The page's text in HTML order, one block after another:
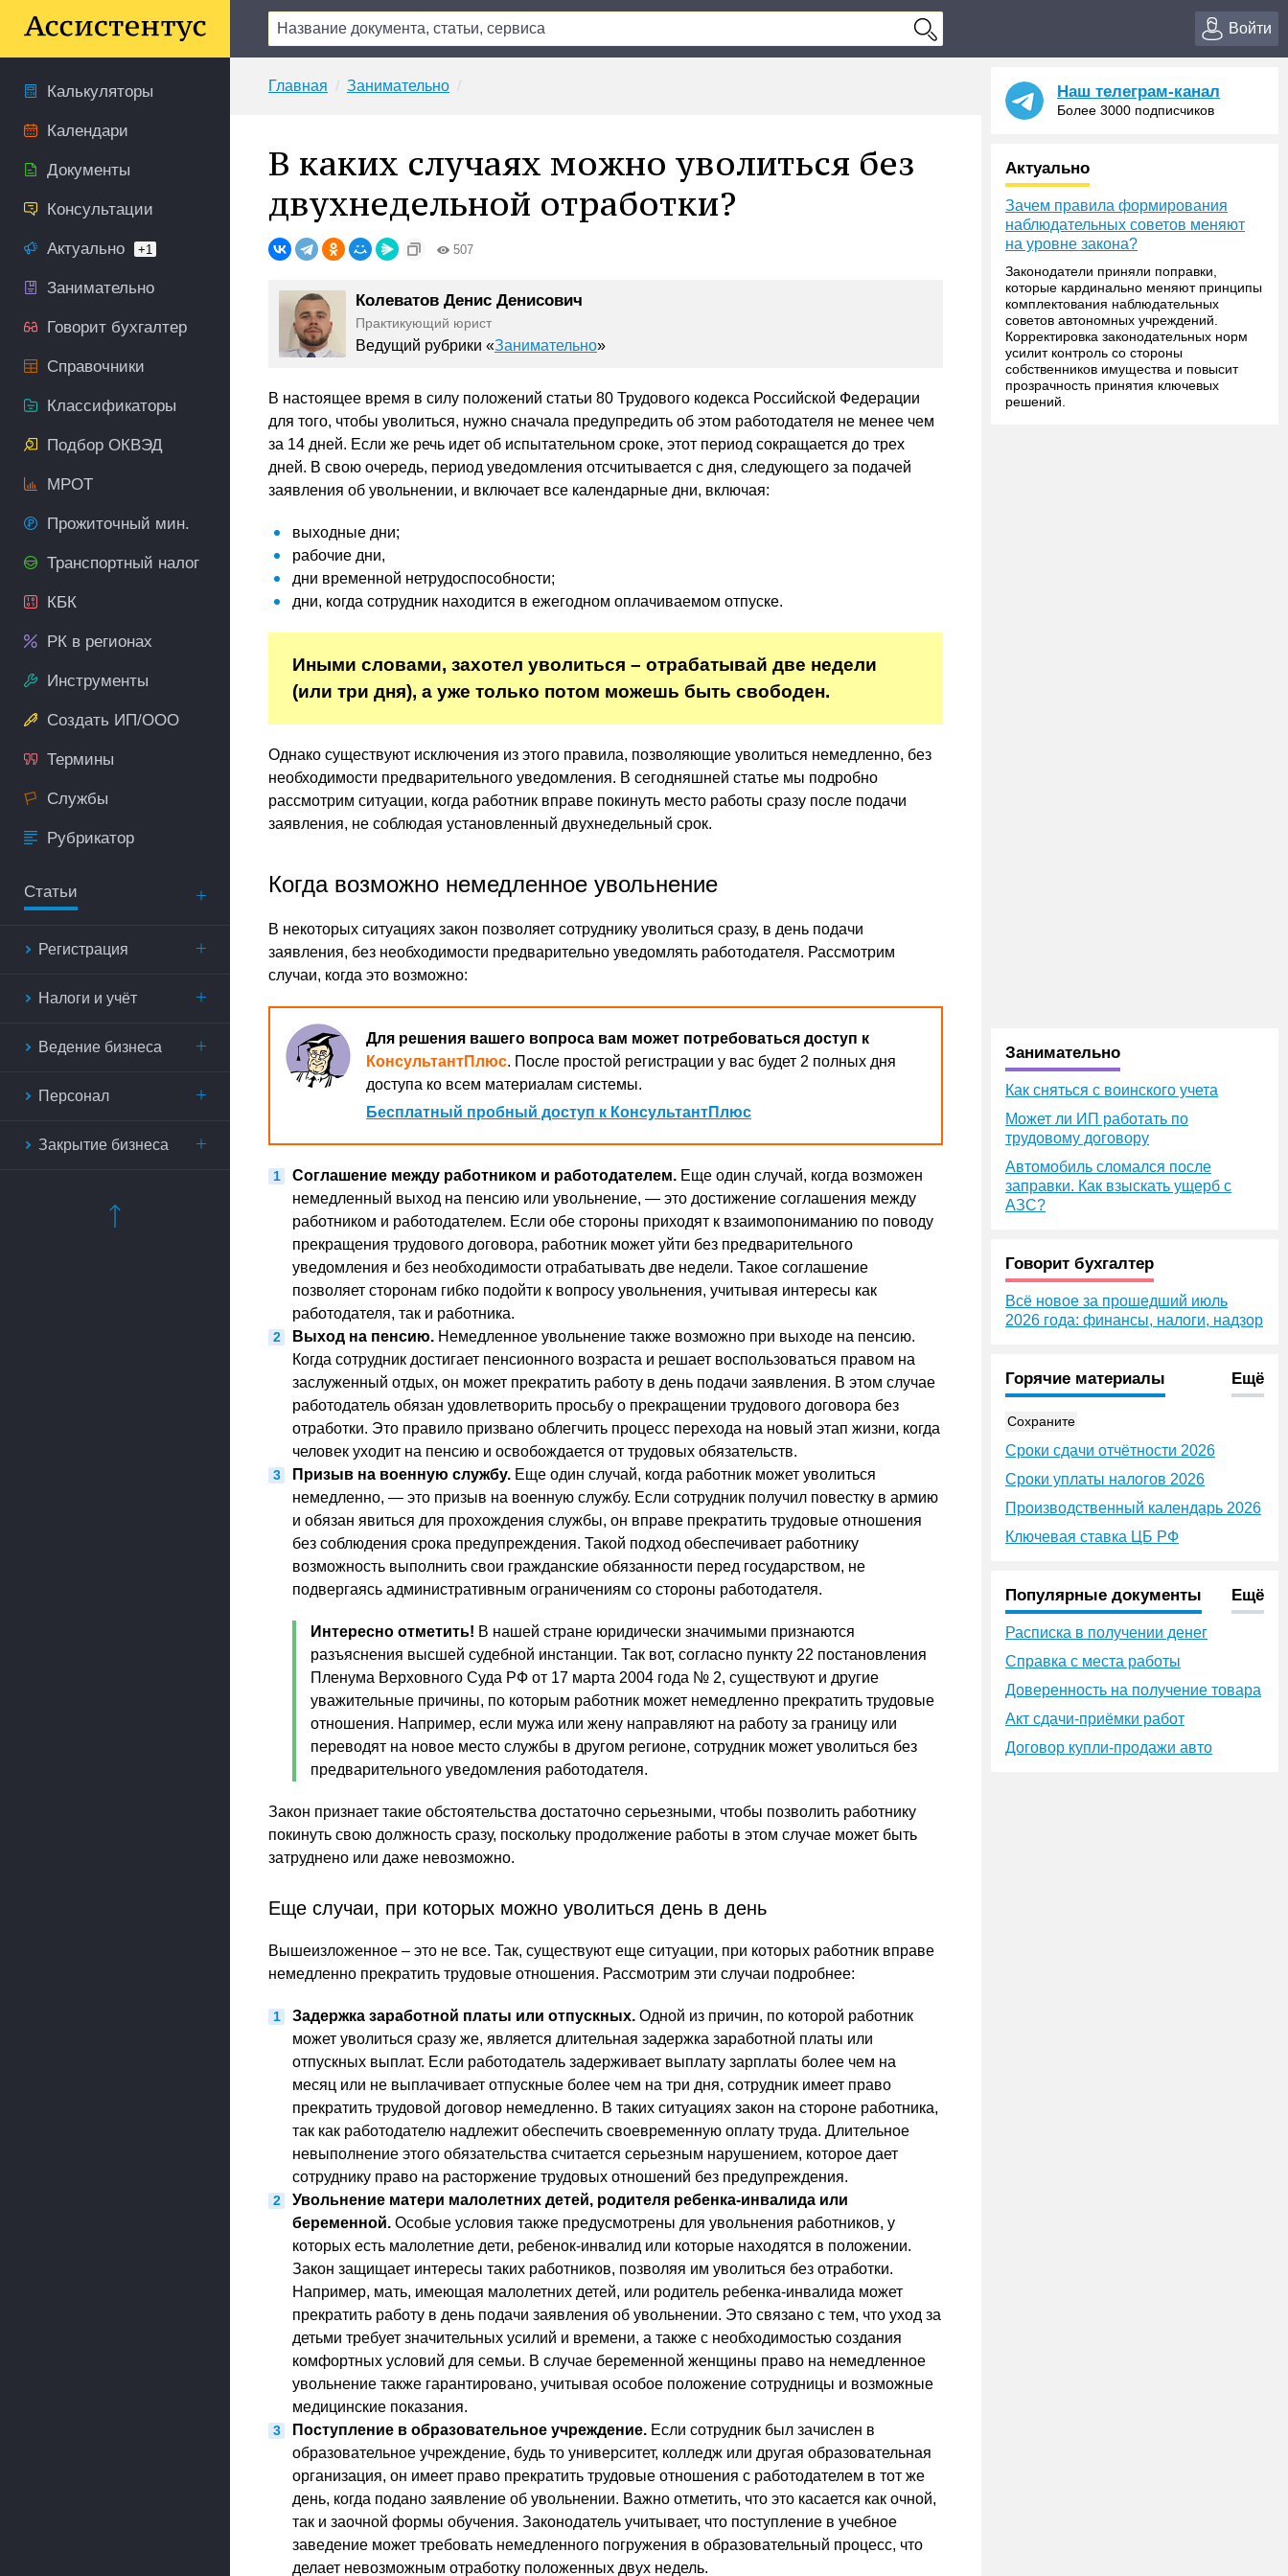
Войти
Калькуляторы
Календари
Документы
Консультации
Актуально +1
Занимательно
Говорит бухгалтер
Справочники
Классификаторы
Подбор ОКВЭД
МРОТ
Прожиточный мин.
Транспортный налог
КБК
РК в регионах
Инструменты
Создать ИП/ООО
Термины
Службы
Рубрикатор
Статьи
Регистрация
Налоги и учёт
Ведение бизнеса
Персонал
Закрытие бизнеса
Главная Занимательно
В каких случаях можно уволиться без
двухнедельной отработки?
507
Колеватов Денис Денисович
Практикующий юрист
Ведущий рубрики «Занимательно»
В настоящее время в силу положений статьи 80 Трудового кодекса Российской Федерации
для того, чтобы уволиться, нужно сначала предупредить об этом работодателя не менее чем
за 14 дней. Если же речь идет об испытательном сроке, этот период сокращается до трех
дней. В свою очередь, период уведомления отсчитывается с дня, следующего за подачей
заявления об увольнении, и включает все календарные дни, включая:
выходные дни;
рабочие дни,
дни временной нетрудоспособности;
дни, когда сотрудник находится в ежегодном оплачиваемом отпуске.
Иными словами, захотел уволиться – отрабатывай две недели
(или три дня), а уже только потом можешь быть свободен.
Однако существуют исключения из этого правила, позволяющие уволиться немедленно, без
необходимости предварительного уведомления. В сегодняшней статье мы подробно
рассмотрим ситуации, когда работник вправе покинуть место работы сразу после подачи
заявления, не соблюдая установленный двухнедельный срок.
Когда возможно немедленное увольнение
В некоторых ситуациях закон позволяет сотруднику уволиться сразу, в день подачи
заявления, без необходимости предварительно уведомлять работодателя. Рассмотрим
случаи, когда это возможно:
Для решения вашего вопроса вам может потребоваться доступ к
КонсультантПлюс. После простой регистрации у вас будет 2 полных дня
доступа ко всем материалам системы.
Бесплатный пробный доступ к КонсультантПлюс
Соглашение между работником и работодателем. Еще один случай, когда возможен
немедленный выход на пенсию или увольнение, — это достижение соглашения между
работником и работодателем. Если обе стороны приходят к взаимопониманию по поводу
прекращения трудового договора, работник может уйти без предварительного
уведомления и без необходимости отрабатывать две недели. Такое соглашение
позволяет сторонам гибко подойти к вопросу увольнения, учитывая интересы как
работодателя, так и работника.
Выход на пенсию. Немедленное увольнение также возможно при выходе на пенсию.
Когда сотрудник достигает пенсионного возраста и решает воспользоваться правом на
заслуженный отдых, он может прекратить работу в день подачи заявления. В этом случае
работодатель обязан удовлетворить просьбу о прекращении трудового договора без
отработки. Это правило призвано облегчить процесс перехода на новый этап жизни, когда
человек уходит на пенсию и освобождается от трудовых обязательств.
Призыв на военную службу. Еще один случай, когда работник может уволиться
немедленно, — это призыв на военную службу. Если сотрудник получил повестку в армию
и обязан явиться для прохождения службы, он вправе прекратить трудовые отношения
без соблюдения срока предупреждения. Такой подход обеспечивает работнику
возможность выполнить свои гражданские обязанности перед государством, не
подвергаясь административным ограничениям со стороны работодателя.
Интересно отметить! В нашей стране юридически значимыми признаются
разъяснения высшей судебной инстанции. Так вот, согласно пункту 22 постановления
Пленума Верховного Суда РФ от 17 марта 2004 года № 2, существуют и другие
уважительные причины, по которым работник может немедленно прекратить трудовые
отношения. Например, если мужа или жену направляют на работу за границу или
переводят на новое место службы в другом регионе, сотрудник может уволиться без
предварительного уведомления работодателя.
Закон признает такие обстоятельства достаточно серьезными, чтобы позволить работнику
покинуть свою должность сразу, поскольку продолжение работы в этом случае может быть
затруднено или даже невозможно.
Еще случаи, при которых можно уволиться день в день
Вышеизложенное – это не все. Так, существуют еще ситуации, при которых работник вправе
немедленно прекратить трудовые отношения. Рассмотрим эти случаи подробнее:
Задержка заработной платы или отпускных. Одной из причин, по которой работник
может уволиться сразу же, является длительная задержка заработной платы или
отпускных выплат. Если работодатель задерживает выплату зарплаты более чем на
месяц или не выплачивает отпускные более чем на три дня, сотрудник имеет право
прекратить трудовой договор немедленно. В таких ситуациях закон на стороне работника,
так как работодателю надлежит обеспечить своевременную оплату труда. Длительное
невыполнение этого обязательства считается серьезным нарушением, которое дает
сотруднику право на расторжение трудовых отношений без предупреждения.
Увольнение матери малолетних детей, родителя ребенка-инвалида или
беременной. Особые условия также предусмотрены для увольнения работников, у
которых есть малолетние дети, ребенок-инвалид или которые находятся в положении.
Закон защищает интересы таких работников, позволяя им уволиться без отработки.
Например, мать, имеющая малолетних детей, или родитель ребенка-инвалида может
прекратить работу в день подачи заявления об увольнении. Это связано с тем, что уход за
детьми требует значительных усилий и времени, а также с необходимостью создания
комфортных условий для семьи. В случае беременной женщины право на немедленное
увольнение также гарантировано, учитывая особое положение сотрудницы и возможные
медицинские показания.
Поступление в образовательное учреждение. Если сотрудник был зачислен в
образовательное учреждение, будь то университет, колледж или другая образовательная
организация, он имеет право прекратить трудовые отношения с работодателем в тот же
день, когда подано заявление об увольнении. Важно отметить, что это касается как очной,
так и заочной формы обучения. Законодатель учитывает, что поступление в учебное
заведение может требовать немедленного погружения в образовательный процесс, что
делает невозможным отработку положенных двух недель.
Наш телеграм-канал
Более 3000 подписчиков
Актуально
Зачем правила формирования
наблюдательных советов меняют
на уровне закона?
Законодатели приняли поправки,
которые кардинально меняют принципы
комплектования наблюдательных
советов автономных учреждений.
Корректировка законодательных норм
усилит контроль со стороны
собственников имущества и повысит
прозрачность принятия ключевых
решений.
Занимательно
Как сняться с воинского учета
Может ли ИП работать по
трудовому договору
Автомобиль сломался после
заправки. Как взыскать ущерб с
АЗС?
Говорит бухгалтер
Всё новое за прошедший июль
2026 года: финансы, налоги, надзор
Горячие материалы Ещё
Сохраните
Сроки сдачи отчётности 2026
Сроки уплаты налогов 2026
Производственный календарь 2026
Ключевая ставка ЦБ РФ
Популярные документы Ещё
Расписка в получении денег
Справка с места работы
Доверенность на получение товара
Акт сдачи-приёмки работ
Договор купли-продажи авто